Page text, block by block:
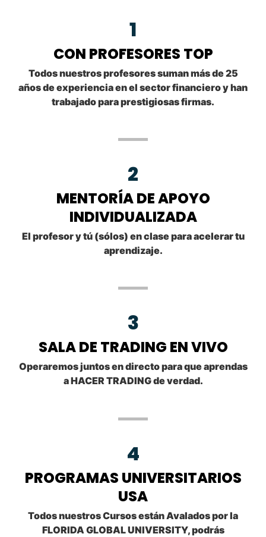
1
CON PROFESORES TOP
Todos nuestros profesores suman más de 25
años de experiencia en el sector financiero y han
trabajado para prestigiosas firmas.
2
MENTORÍA DE APOYO
INDIVIDUALIZADA
El profesor y tú (sólos) en clase para acelerar tu
aprendizaje.
3
SALA DE TRADING EN VIVO
Operaremos juntos en directo para que aprendas
a HACER TRADING de verdad.
4
PROGRAMAS UNIVERSITARIOS
USA
Todos nuestros Cursos están Avalados por la
FLORIDA GLOBAL UNIVERSITY, podrás